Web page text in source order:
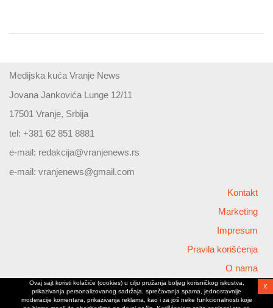
Medijska kuća Vranje News
Jovana Jankovića Lunge 12/11
17501 Vranje, Srbija
tel: +381 62 851 8881
e-mail: redakcija@vranjenews.rs
e-mail: vranjenews@gmail.com
Kontakt
Marketing
Impresum
Pravila korišćenja
O nama
Copyright © 2026 Vranjenews
All rights reserved
Ovaj sajt koristi kolačiće (cookies) u cilju pružanja boljeg korisničkog iskustva,
prikazivanja personalizovanog sadržaja, sprečavanja spama, jednostavnije
moderacije komentara, prikazivanja reklama, kao i za još neke funkcionalnosti koje
X